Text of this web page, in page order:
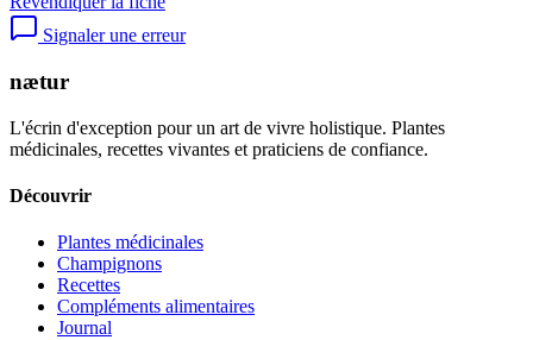
Signaler une erreur
nætur
L'écrin d'exception pour un art de vivre holistique. Plantes
médicinales, recettes vivantes et praticiens de confiance.
Découvrir
Plantes médicinales
Champignons
Recettes
Compléments alimentaires
Journal